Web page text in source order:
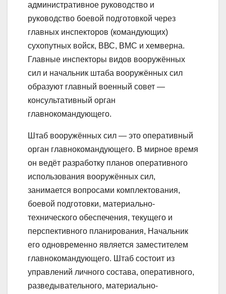
административное руководство и
руководство боевой подготовкой через
главных инспекторов (командующих)
сухопутных войск, ВВС, ВМС и хемверна.
Главные инспекторы видов вооружённых
сил и начальник штаба вооружённых сил
образуют главный военный совет —
консультативный орган
главнокомандующего.
Штаб вооружённых сил — это оперативный
орган главнокомандующего. В мирное время
он ведёт разработку планов оперативного
использования вооружённых сил,
занимается вопросами комплектования,
боевой подготовки, материально-
технического обеспечения, текущего и
перспективного планирования, Начальник
его одновременно является заместителем
главнокомандующего. Штаб состоит из
управлений личного состава, оперативного,
разведывательного, материально-